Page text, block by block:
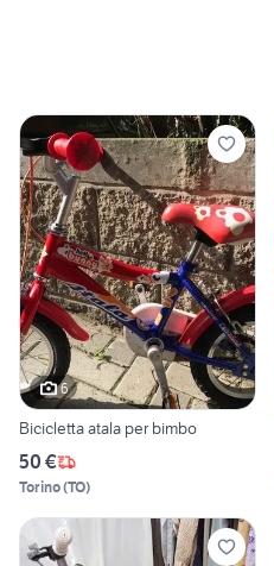
6
Bicicletta atala per bimbo
50 €
Torino(TO)